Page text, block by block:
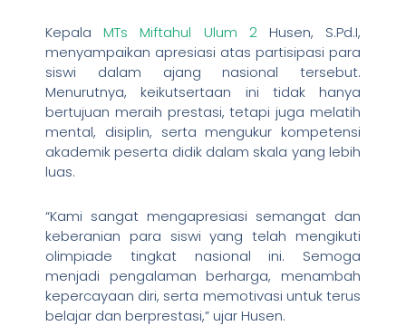
KepalaMTs Miftahul Ulum 2 Husen, S.Pd.I,
menyampaikan apresiasi atas partisipasi para
siswi dalam ajang nasional tersebut.
Menurutnya, keikutsertaan ini tidak hanya
bertujuan meraih prestasi, tetapi juga melatih
mental, disiplin, serta mengukur kompetensi
akademik peserta didik dalam skala yang lebih
luas.
“Kami sangat mengapresiasi semangat dan
keberanian para siswi yang telah mengikuti
olimpiade tingkat nasional ini. Semoga
menjadi pengalaman berharga, menambah
kepercayaan diri, serta memotivasi untuk terus
belajar dan berprestasi,” ujar Husen.